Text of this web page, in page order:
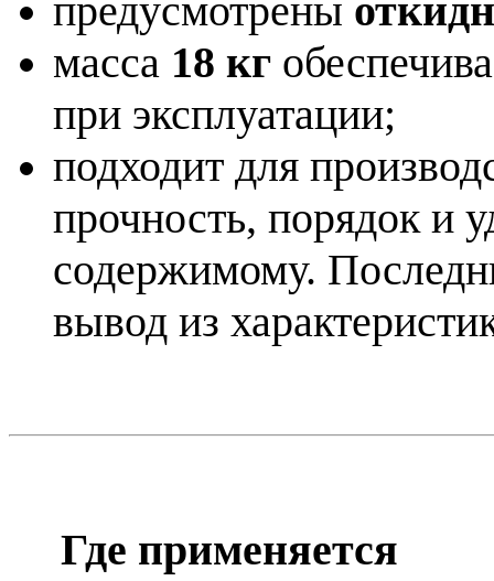
предусмотрены
масса 18 кг
при эксплуатации;
подходит для
прочность, порядок и
содержимому.
вывод из
Где применяется